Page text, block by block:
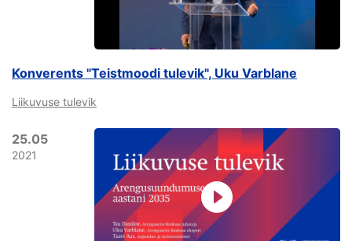
Konverents "Teistmoodi tulevik", Uku Varblane
Liikuvuse tulevik
25.05
2021